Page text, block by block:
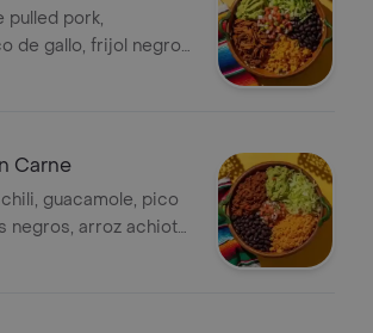
pulled pork,
de gallo, frijol negro,
Carne
guacamole, pico
negros, arroz achiote,